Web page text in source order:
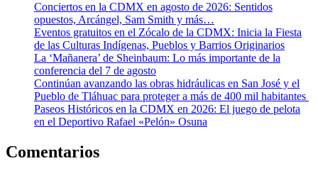
Conciertos en la CDMX en agosto de 2026: Sentidos
opuestos, Arcángel, Sam Smith y más…
Eventos gratuitos en el Zócalo de la CDMX: Inicia la Fiesta
de las Culturas Indígenas, Pueblos y Barrios Originarios
La ‘Mañanera’ de Sheinbaum: Lo más importante de la
conferencia del 7 de agosto
Continúan avanzando las obras hidráulicas en San José y el
Pueblo de Tláhuac para proteger a más de 400 mil habitantes
Paseos Históricos en la CDMX en 2026: El juego de pelota
en el Deportivo Rafael «Pelón» Osuna
Comentarios